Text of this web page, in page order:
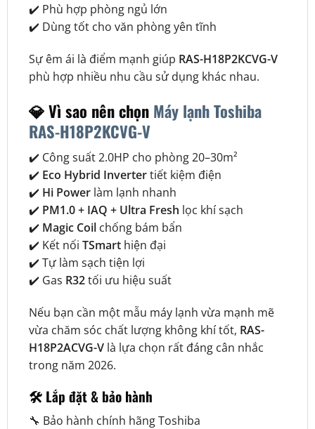
✔️ Phù hợp phòng ngủ lớn
✔️ Dùng tốt cho văn phòng yên tĩnh
Sự êm ái là điểm mạnh giúp RAS-H18P2KCVG-V
phù hợp nhiều nhu cầu sử dụng khác nhau.
💎 Vì sao nên chọn Máy lạnh Toshiba
RAS-H18P2KCVG-V
✔️ Công suất 2.0HP cho phòng 20–30m²
✔️ Eco Hybrid Invertertiết kiệm điện
✔️ Hi Powerlàm lạnh nhanh
✔️ PM1.0 + IAQ + Ultra Fresh lọc khí sạch
✔️ Magic Coilchống bám bẩn
✔️ Kết nối TSmarthiện đại
✔️ Tự làm sạch tiện lợi
✔️ Gas R32tối ưu hiệu suất
Nếu bạn cần một mẫu máy lạnh vừa mạnh mẽ
vừa chăm sóc chất lượng không khí tốt, RAS-
H18P2ACVG-Vlà lựa chọn rất đáng cân nhắc
trong năm 2026.
🛠️ Lắp đặt & bảo hành
🔧 Bảo hành chính hãng Toshiba